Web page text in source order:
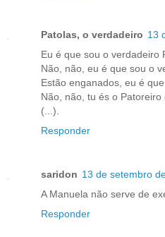
Patolas, o verdadeiro 13
Eu é que sou o verdadeiro
Não, não, eu é que sou o
Estão enganados, eu é
Não, não, tu és o Patoreiro
(...).
Responder
saridon 13 de setembro
A Manuela não serve de
Responder